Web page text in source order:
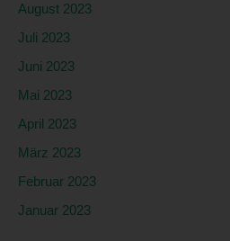
August 2023
Juli 2023
Juni 2023
Mai 2023
April 2023
März 2023
Februar 2023
Januar 2023
oder vorherzusagen.
f)
Pseudonymisierung ist die
personenbezogener Daten in
zusätzlicher Informationen
betroffenen Person
werden und technischen und
Maßnahmen unterliegen, die